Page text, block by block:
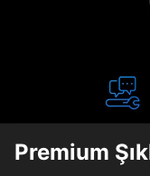
Premium